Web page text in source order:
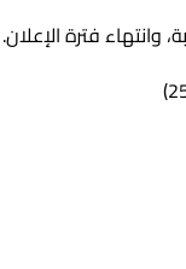
فترة الإعلان.